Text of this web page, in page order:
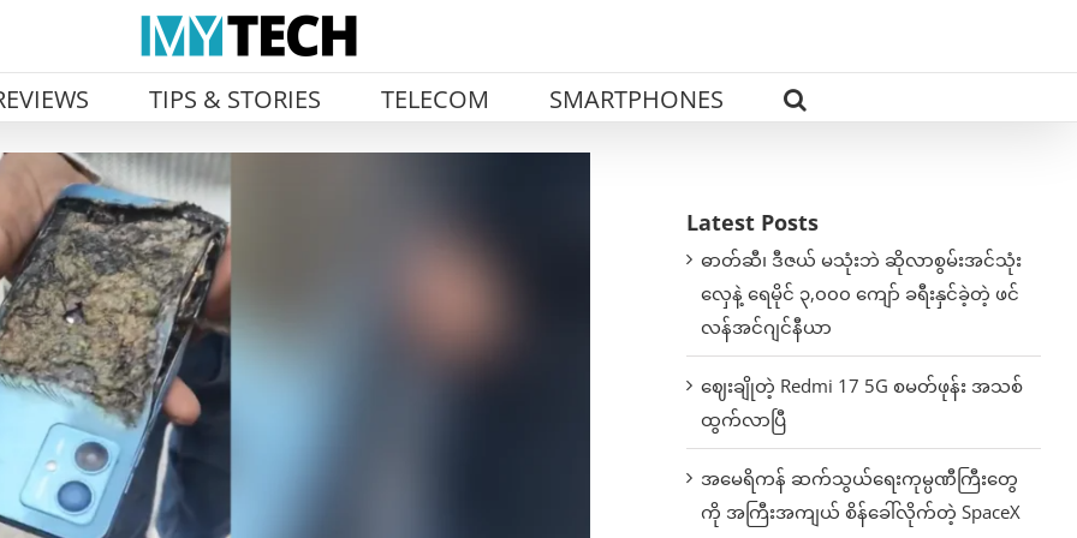
TIPS & STORIES TELECOM SMARTPHONES
Latest Posts
ဓာတ်ဆီ၊ ဒီဇယ် မသုံးဘဲ ဆိုလာစွမ်းအင်သုံး
လှေနဲ့ ရေမိုင် ၃,၀၀၀ ကျော် ခရီးနှင်ခဲ့တဲ့ ဖင်
လန်အင်ဂျင်နီယာ
ဈေးချိုတဲ့ Redmi 17 5G စမတ်ဖုန်း အသစ်
ထွက်လာပြီ
အမေရိကန် ဆက်သွယ်ရေးကုမ္ပဏီကြီးတွေ
ကို အကြီးအကျယ် စိန်ခေါ်လိုက်တဲ့ SpaceX